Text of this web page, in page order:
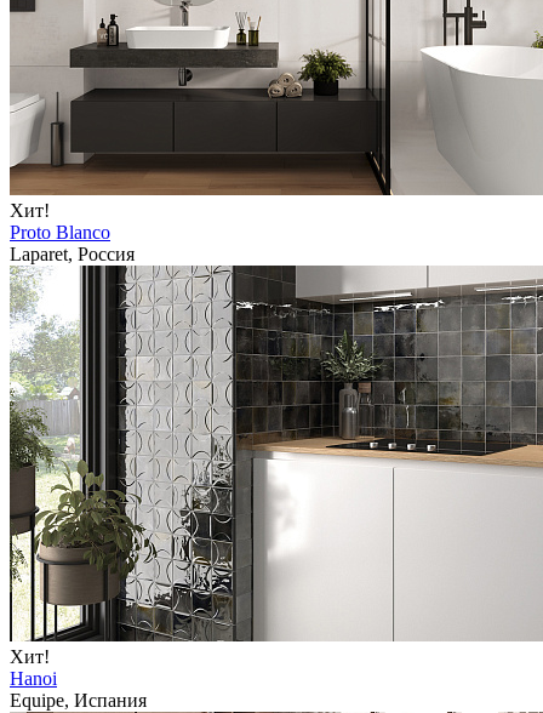
Хит!
Proto Blanco
Laparet, Россия
Хит!
Hanoi
Equipe, Испания